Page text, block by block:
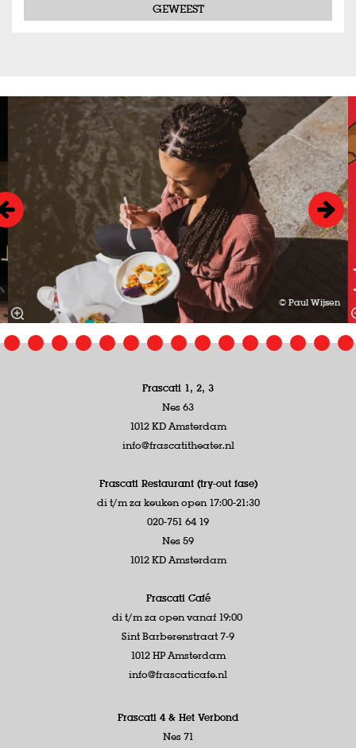
GEWEEST
Overslaan
© Paul Wijsen
Frascati 1, 2, 3
Nes 63
1012 KD Amsterdam
info@frascatitheater.nl
Frascati Restaurant (try-out fase)
di t/m za keuken open 17:00-21:30
020-751 64 19
Nes 59
1012 KD Amsterdam
Frascati Café
di t/m za open vanaf 19:00
Sint Barberenstraat 7-9
1012 HP Amsterdam
info@frascaticafe.nl
Frascati 4 & Het Verbond
Nes 71